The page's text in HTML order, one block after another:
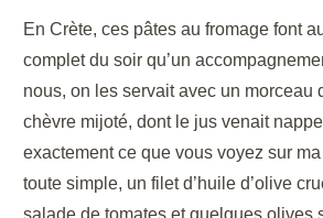
En Crète, ces pâtes au fromage font
complet du soir qu’un
nous, on les servait avec un morceau
chèvre mijoté, dont le jus venait
exactement ce que vous voyez sur
toute simple, un filet d’huile d’olive
salade de tomates et quelques olives